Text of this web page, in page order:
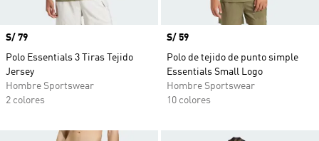
Precio
S/ 79
Polo Essentials 3 Tiras Tejido
Jersey
Hombre Sportswear
2 colores
Precio
S/ 59
Polo de tejido de punto simple
Essentials Small Logo
Hombre Sportswear
10 colores